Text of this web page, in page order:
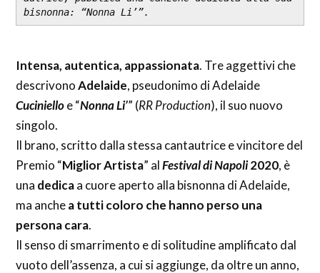
bisnonna: “Nonna Li’”.
Intensa, autentica, appassionata. Tre aggettivi che
descrivonoAdelaide, pseudonimo di Adelaide
Cucinielloe “Nonna Li’” (RR Production), il suo nuovo
singolo.
Il brano, scritto dalla stessa cantautrice e vincitore del
Premio “Miglior Artista” alFestival di Napoli2020, è
una dedicaa cuore aperto alla bisnonna di Adelaide,
ma anchea tutti coloro che hanno perso una
persona cara.
Il senso di smarrimento e di solitudine amplificato dal
vuoto dell’assenza, a cui si aggiunge, da oltre un anno,